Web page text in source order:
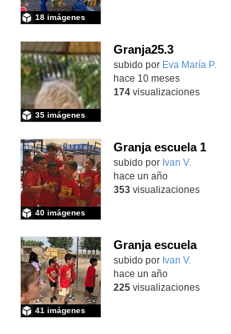
18 imágenes
Granja25.3
Contenido educativo.
subido por Eva María P.
35 imágenes
hace 10 meses
174visualizaciones
Granja escuela 1
Contenido educativo.
subido por Ivan V.
40 imágenes
hace un año
353visualizaciones
Granja escuela
subido por Ivan V.
41 imágenes
hace un año
225visualizaciones